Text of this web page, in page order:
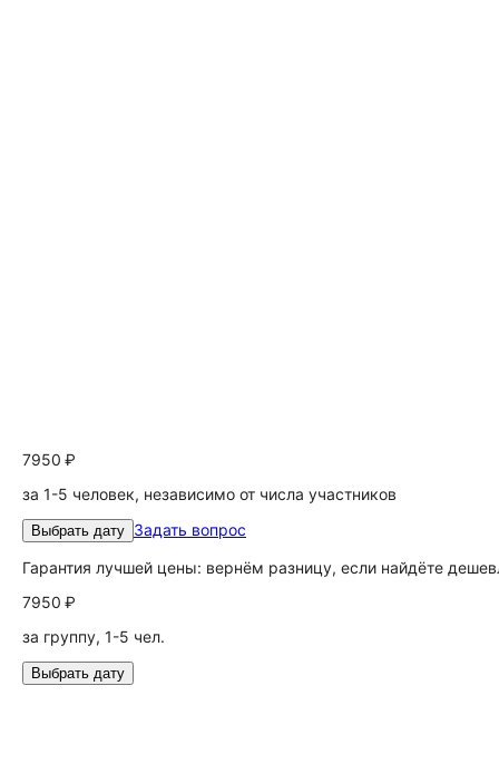
7950 ₽
за 1-5 человек, независимо от числа участников
Выбрать дату Задать вопрос
Гарантия лучшей цены: вернём разницу, если найдёте
7950 ₽
за группу, 1-5 чел.
Выбрать дату